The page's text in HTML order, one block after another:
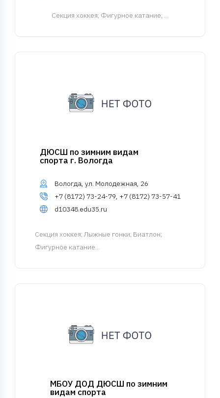
Cекция хоккея; Фигурное катание; ...
ДЮСШ по зимним видам
спорта г. Вологда
Вологда, ул. Молодежная, 26
+7 (8172) 73-24-79, +7 (8172) 73-57-41
d10348.edu35.ru
Cекция хоккея; Лыжные гонки; Биатлон;
Фигурное катание...
МБОУ ДОД ДЮСШ по зимним
видам спорта